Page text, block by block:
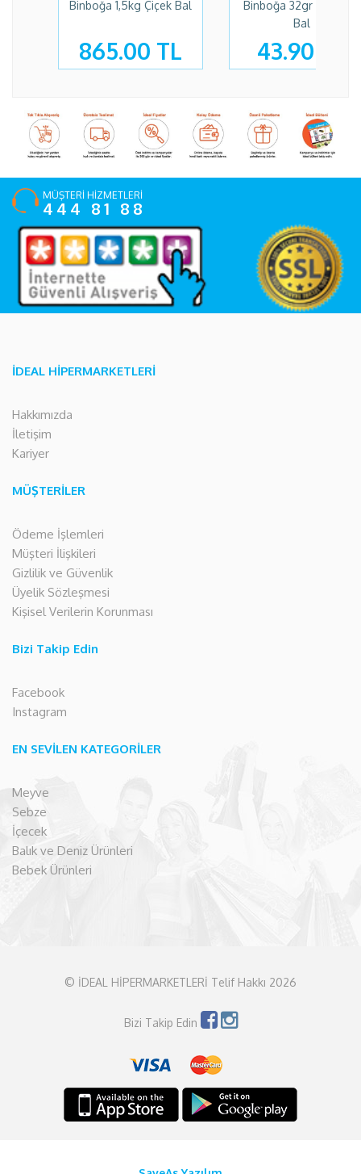
Binboğa 1,5kg Çiçek Bal
865.00 TL
Binboğa 32gr Kavanoz
Bal
43.90 TL
MÜŞTERİ HİZMETLERİ
444 81 88
İDEAL HİPERMARKETLERİ
Hakkımızda
İletişim
Kariyer
MÜŞTERİLER
Ödeme İşlemleri
Müşteri İlişkileri
Gizlilik ve Güvenlik
Üyelik Sözleşmesi
Kişisel Verilerin Korunması
Bizi Takip Edin
Facebook
Instagram
EN SEVİLEN KATEGORİLER
Meyve
Sebze
İçecek
Balık ve Deniz Ürünleri
Bebek Ürünleri
© İDEAL HİPERMARKETLERİ Telif Hakkı 2026
Bizi Takip Edin